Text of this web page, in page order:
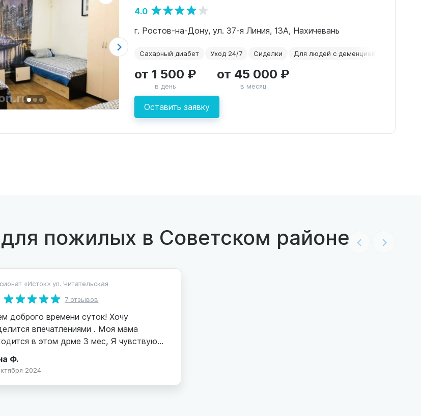
4.0
г. Ростов-на-Дону, ул. 37-я Линия, 13А, Нахичевань
Сахарный диабет Уход 24/7 Сиделки Для людей с деменцией
Оставить заявку
от 1 500 ₽
в день
от 45 000 ₽
в месяц
пожилых в Советском районе
«Исток» ул. Читательская
7 отзывов
доброго времени суток! Хочу
впечатлениями . Моя мама
в этом дрме 3 мес, Я чувствую
одета, помыта, накормлена.
Ф.
2024